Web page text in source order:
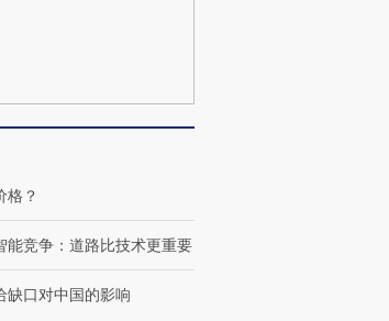
格？
能竞争：道路比技术更重要
缺口对中国的影响